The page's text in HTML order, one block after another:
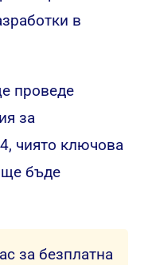
в
проведе
за
чиято ключова
ще бъде
за безплатна